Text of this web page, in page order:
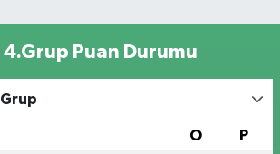
4.Grup Puan Durumu
O P